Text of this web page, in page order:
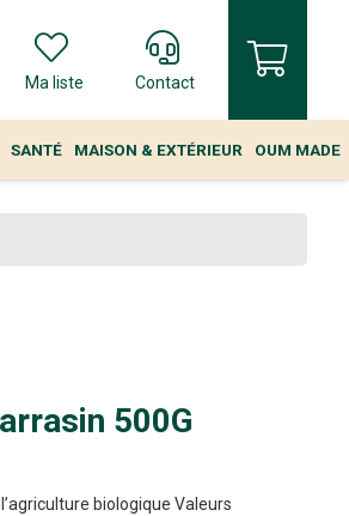
Ma liste Contact
SANTÉ MAISON & EXTÉRIEUR OUM MADE
500G
biologique Valeurs